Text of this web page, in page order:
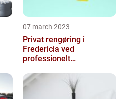
07 march 2023
Privat rengøring i
Fredericia ved
professionelt